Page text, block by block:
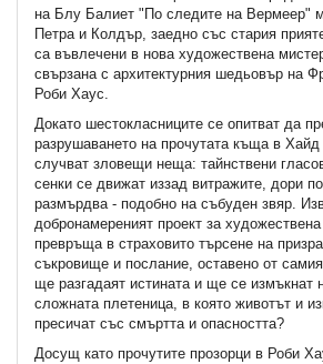
на Блу Балиет "По следите на Вермeер"
Петра и Колдър, заедно със стария
са въвлечени в нова художествена
свързана с архитектурния шедьовър на
Роби Хаус.
Докато шестокласниците се опитват да
разрушаването на прочутата къща в
случват зловещи неща: тайнствени
сенки се движат иззад витражите, дори
размърдва - подобно на събуден звяр.
добронамереният проект за
превръща в страховито търсене на
съкровище и послание, оставено от
ще разгадаят истината и ще се измъкнат
сложната плетеница, в която животът и
пресичат със смъртта и опасността?
Досущ като прочутите прозорци в Роби